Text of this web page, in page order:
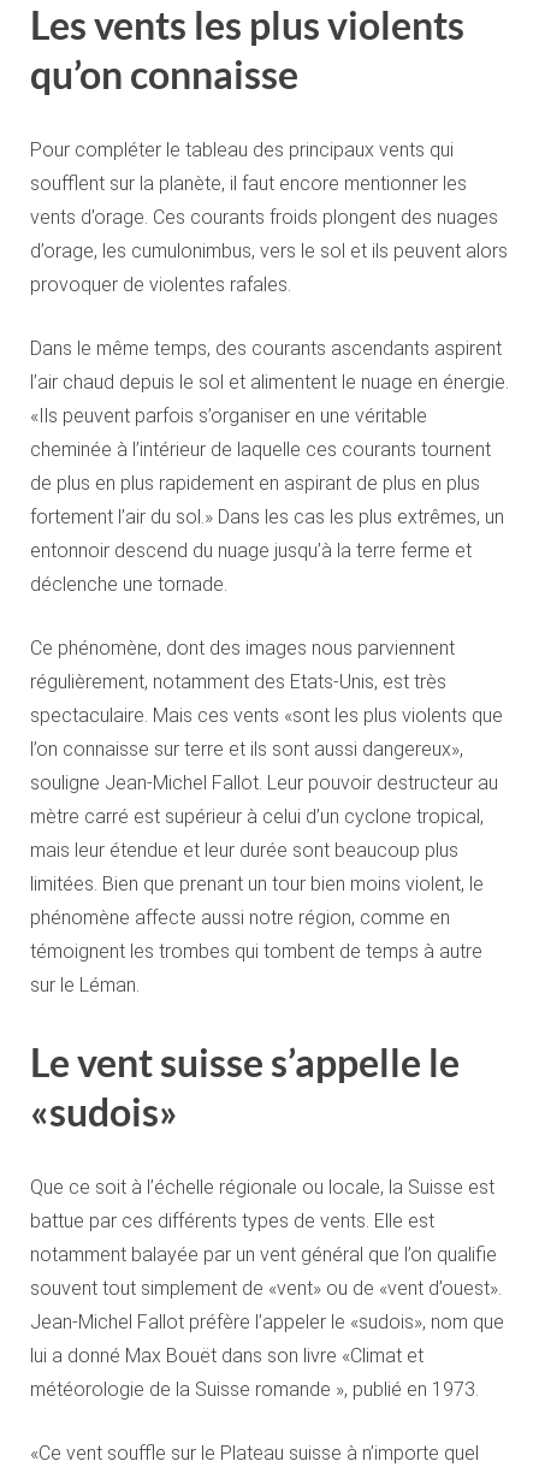
Les vents les plus violents
qu’on connaisse
Pour compléter le tableau des principaux vents qui
soufflent sur la planète, il faut encore mentionner les
vents d’orage. Ces courants froids plongent des nuages
d’orage, les cumulonimbus, vers le sol et ils peuvent alors
provoquer de violentes rafales.
Dans le même temps, des courants ascendants aspirent
l’air chaud depuis le sol et alimentent le nuage en énergie.
«Ils peuvent parfois s’organiser en une véritable
cheminée à l’intérieur de laquelle ces courants tournent
de plus en plus rapidement en aspirant de plus en plus
fortement l’air du sol.» Dans les cas les plus extrêmes, un
entonnoir descend du nuage jusqu’à la terre ferme et
déclenche une tornade.
Ce phénomène, dont des images nous parviennent
régulièrement, notamment des Etats-Unis, est très
spectaculaire. Mais ces vents «sont les plus violents que
l’on connaisse sur terre et ils sont aussi dangereux»,
souligne Jean-Michel Fallot. Leur pouvoir destructeur au
mètre carré est supérieur à celui d’un cyclone tropical,
mais leur étendue et leur durée sont beaucoup plus
limitées. Bien que prenant un tour bien moins violent, le
phénomène affecte aussi notre région, comme en
témoignent les trombes qui tombent de temps à autre
sur le Léman.
Le vent suisse s’appelle le
«sudois»
Que ce soit à l’échelle régionale ou locale, la Suisse est
battue par ces différents types de vents. Elle est
notamment balayée par un vent général que l’on qualifie
souvent tout simplement de «vent» ou de «vent d’ouest».
Jean-Michel Fallot préfère l’appeler le «sudois», nom que
lui a donné Max Bouët dans son livre «Climat et
météorologie de la Suisse romande », publié en 1973.
«Ce vent souffle sur le Plateau suisse à n’importe quel